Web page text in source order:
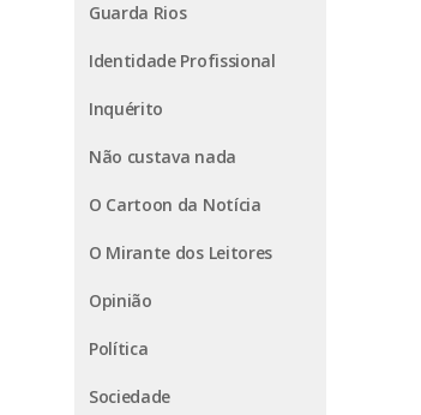
Guarda Rios
Identidade Profissional
Inquérito
Não custava nada
O Cartoon da Notícia
O Mirante dos Leitores
Opinião
Política
Sociedade